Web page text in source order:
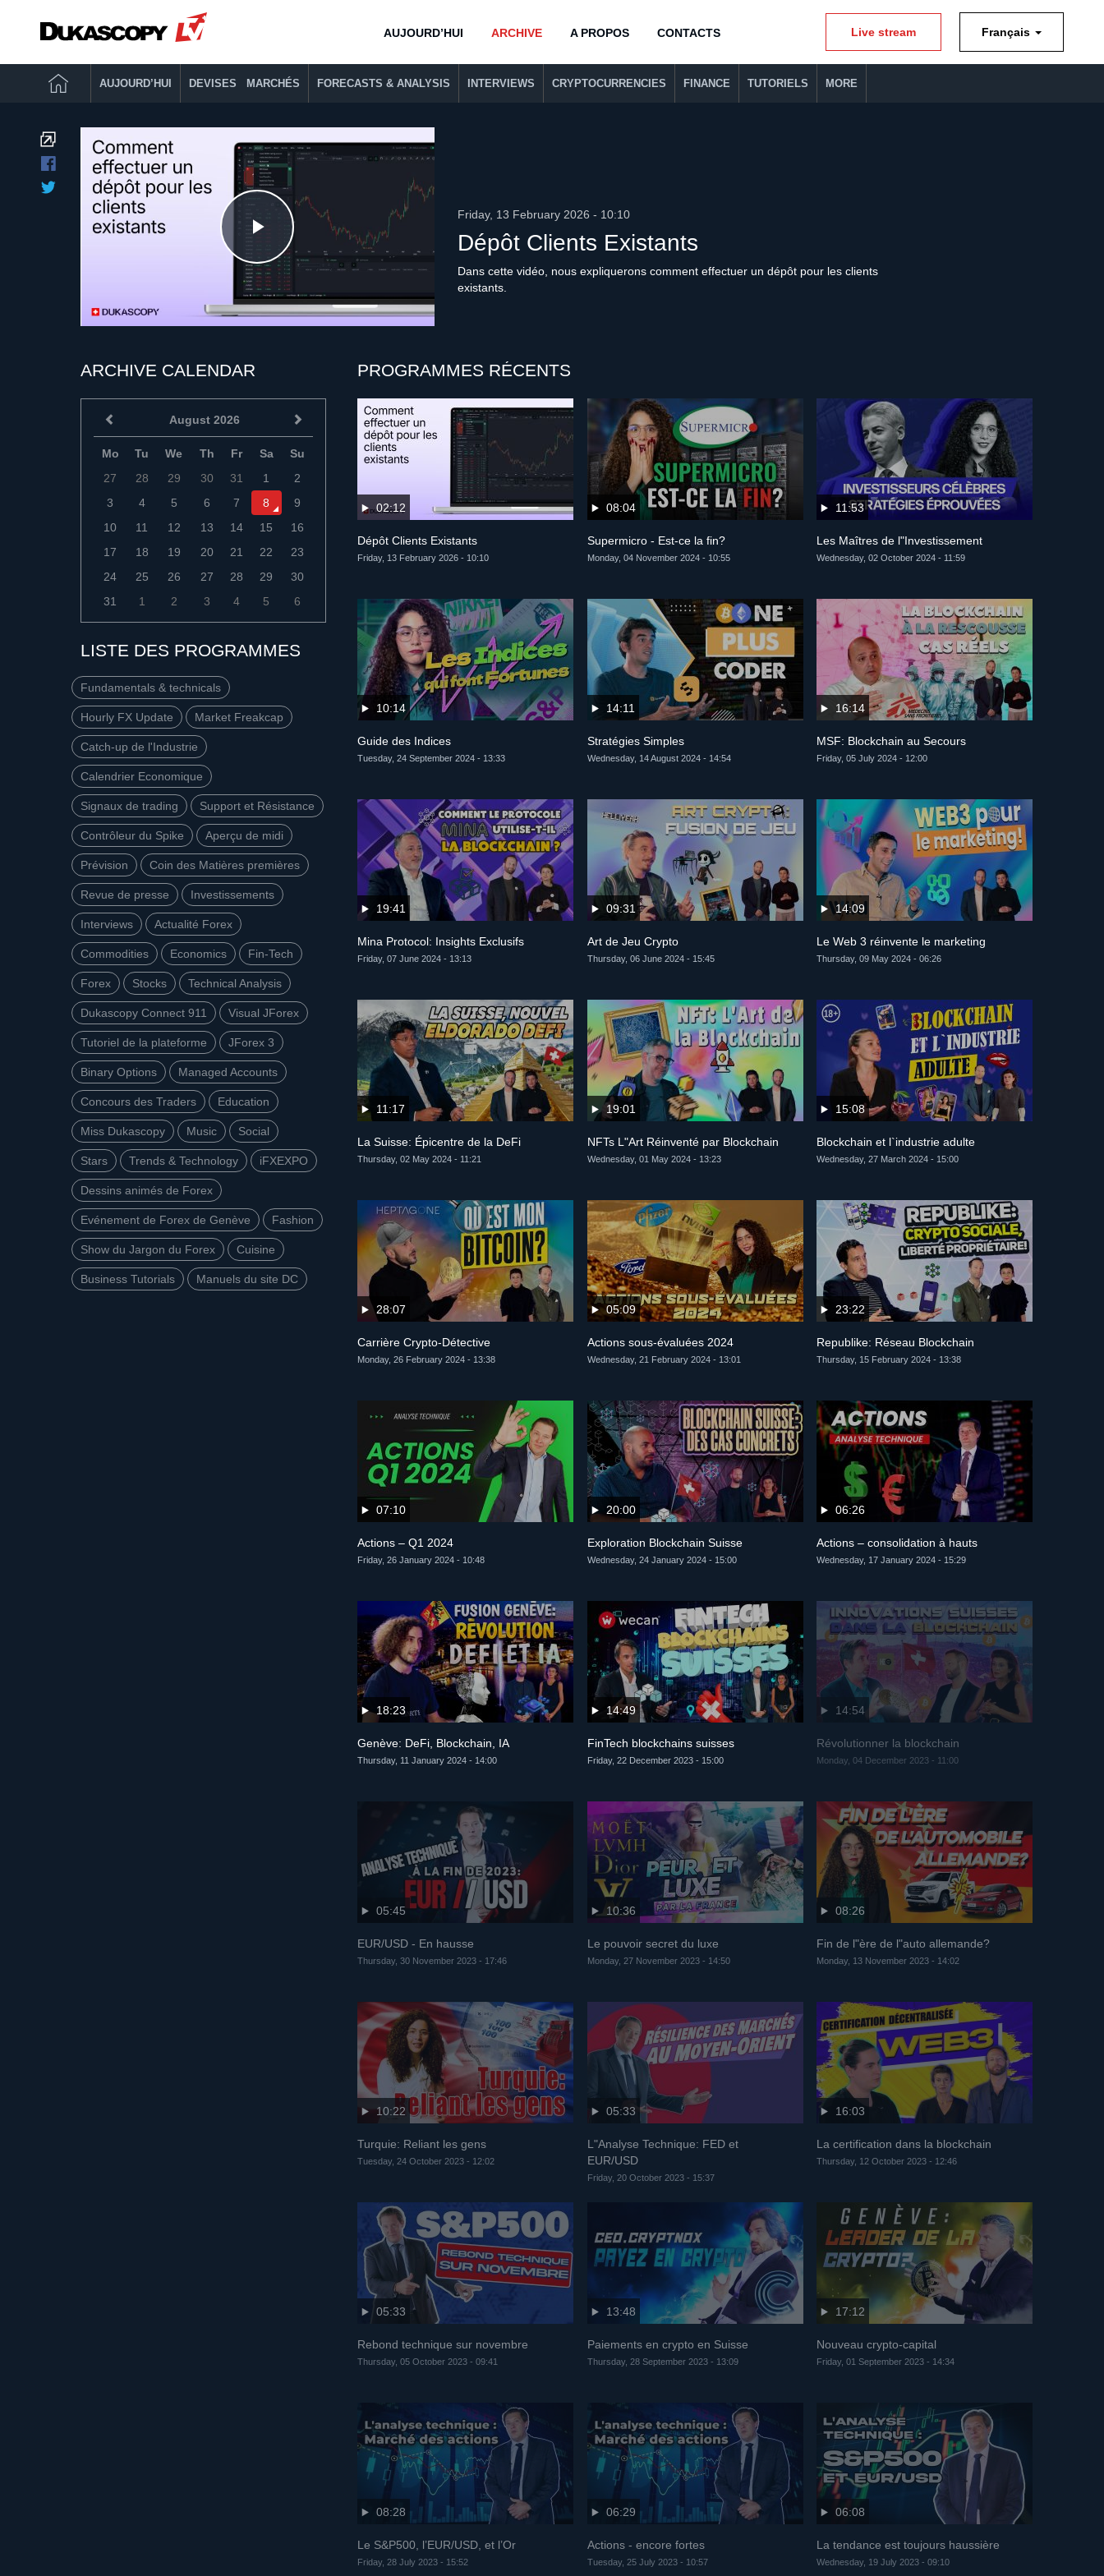
AUJOURD’HUI ARCHIVE A PROPOS CONTACTS Live stream Français
AUJOURD’HUI DEVISES MARCHÉS FORECASTS & ANALYSIS INTERVIEWS CRYPTOCURRENCIES FINANCE TUTORIELS MORE
Play
Video
Dépôt Clients Existants
Dans cette vidéo, nous expliquerons comment effectuer un dépôt pour les clients
existants.
Friday, 13 February 2026 - 10:10
ARCHIVE CALENDAR
August 2026
Mo Tu We Th Fr Sa
Su
27
28 29 30 31 1
2
3
4 5 6 7 8
9
10
11 12 13 14 15
16
17
18 19 20 21 22
23
24
25 26 27 28 29
30
31
1 2 3 4 5 6
LISTE DES PROGRAMMES
Fundamentals & technicals
Hourly FX Update Market Freakcap
Catch-up de l'Industrie
Calendrier Economique
Signaux de trading Support et Résistance
Contrôleur du Spike Aperçu de midi
Prévision Coin des Matières premières
Revue de presse Investissements
Interviews Actualité Forex
Commodities Economics Fin-Tech
Forex Stocks Technical Analysis
Dukascopy Connect 911 Visual JForex
Tutoriel de la plateforme JForex 3
Binary Options Managed Accounts
Concours des Traders Education
Miss Dukascopy Music Social
Stars Trends & Technology iFXEXPO
Dessins animés de Forex
Evénement de Forex de Genève Fashion
Show du Jargon du Forex Cuisine
Business Tutorials Manuels du site DC
PROGRAMMES RÉCENTS
02:12
Dépôt Clients Existants
Friday, 13 February 2026 - 10:10
08:04
Supermicro - Est-ce la fin?
Monday, 04 November 2024 - 10:55
11:53
Les Maîtres de l"Investissement
Wednesday, 02 October 2024 - 11:59
10:14
Guide des Indices
Tuesday, 24 September 2024 - 13:33
14:11
Stratégies Simples
Wednesday, 14 August 2024 - 14:54
16:14
MSF: Blockchain au Secours
Friday, 05 July 2024 - 12:00
19:41
Mina Protocol: Insights Exclusifs
Friday, 07 June 2024 - 13:13
09:31
Art de Jeu Crypto
Thursday, 06 June 2024 - 15:45
14:09
Le Web 3 réinvente le marketing
Thursday, 09 May 2024 - 06:26
11:17
La Suisse: Épicentre de la DeFi
Thursday, 02 May 2024 - 11:21
19:01
NFTs L"Art Réinventé par Blockchain
Wednesday, 01 May 2024 - 13:23
15:08
Blockchain et l`industrie adulte
Wednesday, 27 March 2024 - 15:00
28:07
Carrière Crypto-Détective
Monday, 26 February 2024 - 13:38
05:09
Actions sous-évaluées 2024
Wednesday, 21 February 2024 - 13:01
23:22
Republike: Réseau Blockchain
Thursday, 15 February 2024 - 13:38
07:10
Actions – Q1 2024
Friday, 26 January 2024 - 10:48
20:00
Exploration Blockchain Suisse
Wednesday, 24 January 2024 - 15:00
06:26
Actions – consolidation à hauts
Wednesday, 17 January 2024 - 15:29
18:23
Genève: DeFi, Blockchain, IA
Thursday, 11 January 2024 - 14:00
14:49
FinTech blockchains suisses
Friday, 22 December 2023 - 15:00
14:54
Révolutionner la blockchain
Monday, 04 December 2023 - 11:00
05:45
EUR/USD - En hausse
Thursday, 30 November 2023 - 17:46
10:36
Le pouvoir secret du luxe
Monday, 27 November 2023 - 14:50
08:26
Fin de l"ère de l"auto allemande?
Monday, 13 November 2023 - 14:02
10:22
Turquie: Reliant les gens
Tuesday, 24 October 2023 - 12:02
05:33
L"Analyse Technique: FED et
EUR/USD
Friday, 20 October 2023 - 15:37
16:03
La certification dans la blockchain
Thursday, 12 October 2023 - 12:46
05:33
Rebond technique sur novembre
Thursday, 05 October 2023 - 09:41
13:48
Paiements en crypto en Suisse
Thursday, 28 September 2023 - 13:09
17:12
Nouveau crypto-capital
Friday, 01 September 2023 - 14:34
08:28
Le S&P500, l’EUR/USD, et l’Or
Friday, 28 July 2023 - 15:52
06:29
Actions - encore fortes
Tuesday, 25 July 2023 - 10:57
06:08
La tendance est toujours haussière
Wednesday, 19 July 2023 - 09:10